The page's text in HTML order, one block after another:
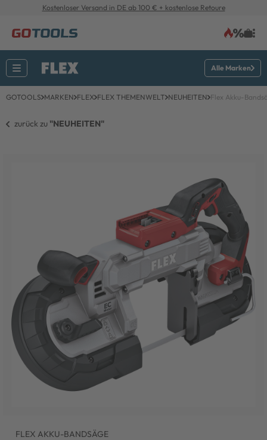
Kostenloser Versand in DE ab 100 € + kostenlose Retoure
Alle Marken
GOTOOLS MARKEN FLEX FLEX THEMENWELT NEUHEITEN Flex Akku-
zurück zu "NEUHEITEN"
FLEX AKKU-BANDSÄGE